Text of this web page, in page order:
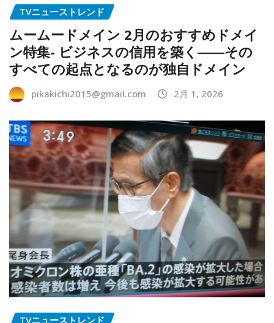
TVニューストレンド
ムームードメイン 2月のおすすめドメイ
ン特集- ビジネスの信用を築く――その
すべての起点となるのが独自ドメイン
pikakichi2015@gmail.com 2月 1, 2026
TVニューストレンド